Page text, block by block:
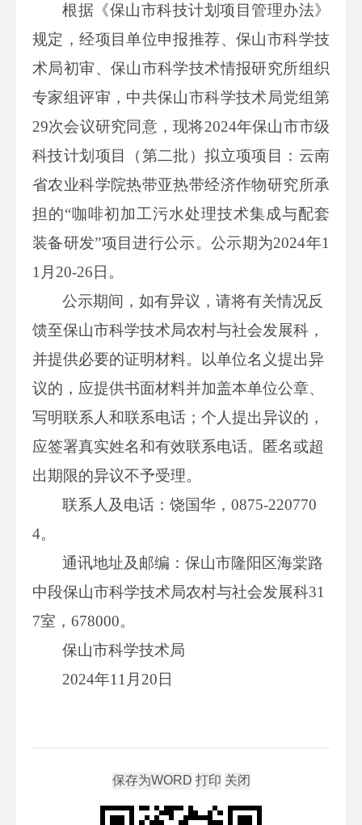
根据《保山市科技计划项目管理办法》
规定，经项目单位申报推荐、保山市科学技
术局初审、保山市科学技术情报研究所组织
专家组评审，中共保山市科学技术局党组第
29次会议研究同意，现将2024年保山市市级
科技计划项目（第二批）拟立项项目：云南
省农业科学院热带亚热带经济作物研究所承
担的“咖啡初加工污水处理技术集成与配套
装备研发”项目进行公示。公示期为2024年1
1月20-26日。
公示期间，如有异议，请将有关情况反
馈至保山市科学技术局农村与社会发展科，
并提供必要的证明材料。以单位名义提出异
议的，应提供书面材料并加盖本单位公章、
写明联系人和联系电话；个人提出异议的，
应签署真实姓名和有效联系电话。匿名或超
出期限的异议不予受理。
联系人及电话：饶国华，0875-220770
4。
通讯地址及邮编：保山市隆阳区海棠路
中段保山市科学技术局农村与社会发展科31
7室，678000。
保山市科学技术局
2024年11月20日